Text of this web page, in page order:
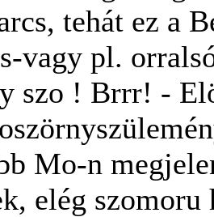
tehát ez a
vagy pl.
szo ! Brrr! -
Mo-n
elég